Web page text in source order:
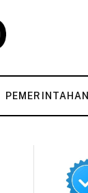
PEMERINTAHAN